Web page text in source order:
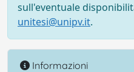
sull'eventuale
unitesi@unipv.it.
Informazioni